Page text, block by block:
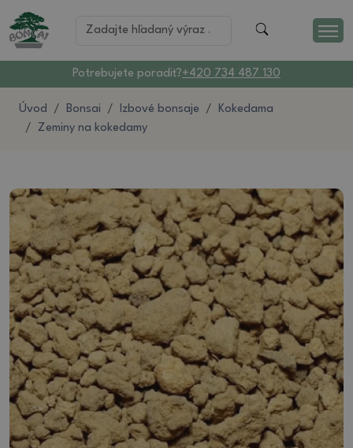
Potrebujete poradiť?+420 734 487 130
Úvod Bonsai Izbové bonsaje
Kokedama
Zeminy na kokedamy